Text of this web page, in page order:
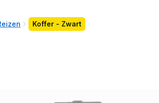
Koffer - Zwart